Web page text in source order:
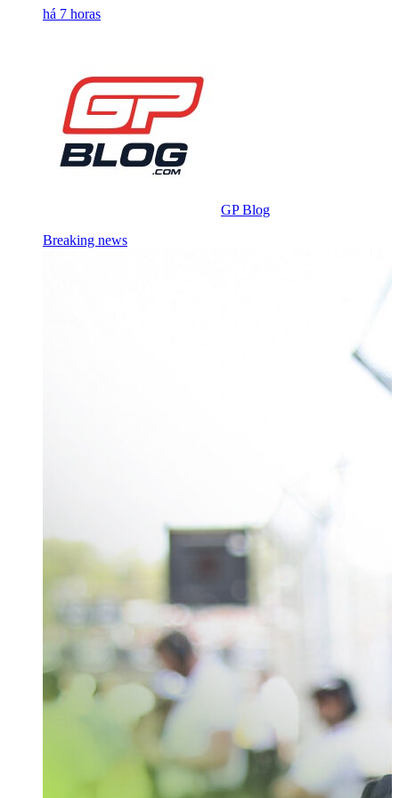
há 7 horas
GP Blog
Breaking news